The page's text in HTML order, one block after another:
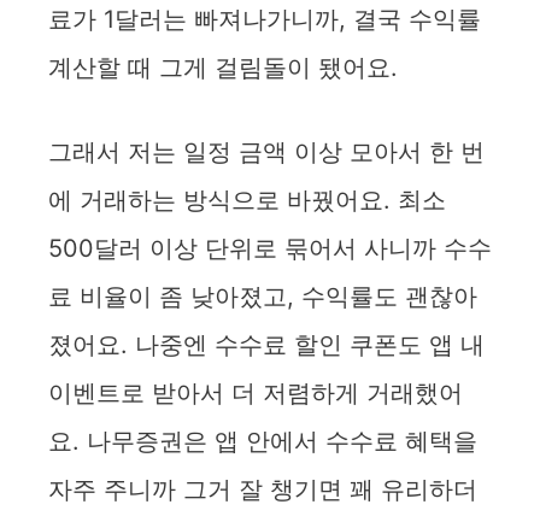
료가 1달러는 빠져나가니까, 결국 수익률
계산할 때 그게 걸림돌이 됐어요.
그래서 저는 일정 금액 이상 모아서 한 번
에 거래하는 방식으로 바꿨어요. 최소
500달러 이상 단위로 묶어서 사니까 수수
료 비율이 좀 낮아졌고, 수익률도 괜찮아
졌어요. 나중엔 수수료 할인 쿠폰도 앱 내
이벤트로 받아서 더 저렴하게 거래했어
요. 나무증권은 앱 안에서 수수료 혜택을
자주 주니까 그거 잘 챙기면 꽤 유리하더